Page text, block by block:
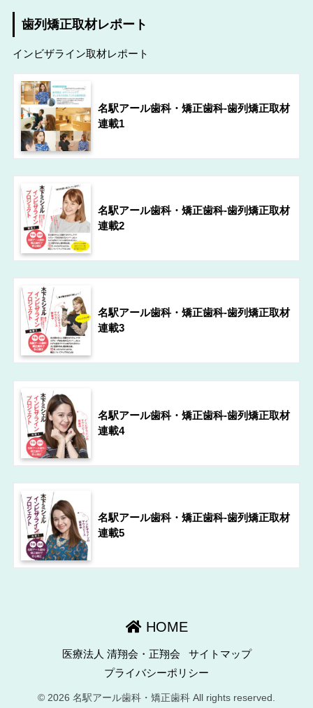
歯列矯正取材レポート
インビザライン取材レポート
名駅アール歯科・矯正歯科-歯列矯正取材
連載1
名駅アール歯科・矯正歯科-歯列矯正取材
連載2
名駅アール歯科・矯正歯科-歯列矯正取材
連載3
名駅アール歯科・矯正歯科-歯列矯正取材
連載4
名駅アール歯科・矯正歯科-歯列矯正取材
連載5
HOME
医療法人 清翔会・正翔会
サイトマップ
プライバシーポリシー
© 2026 名駅アール歯科・矯正歯科 All rights reserved.